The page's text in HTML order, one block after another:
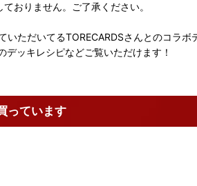
おりません。ご了承ください。
ただいてるTORECARDSさんとのコラボ
ッキレシピなどご覧いただけます！
っています